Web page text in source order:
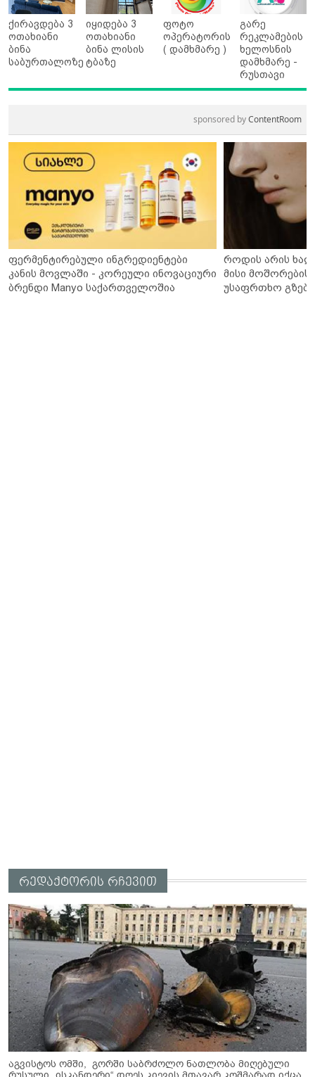
ქირავდება 3
ოთახიანი
ბინა
საბურთალოზე
იყიდება 3
ოთახიანი
ბინა ლისის
ტბაზე
ფოტო
ოპერატორის
( დამხმარე )
გარე
რეკლამების
ხელოსნის
დამხმარე -
რუსთავი
sponsored byContentRoom
ფერმენტირებული ინგრედიენტები
კანის მოვლაში - კორეული ინოვაციური
ბრენდი Manyo საქართველოშია
როდის არის
მისი მოშორების
უსაფრთხო გზები
რედაქტორის რჩევით
აგვისტოს ომში, გორში საბრძოლო ნათლობა მიღებული